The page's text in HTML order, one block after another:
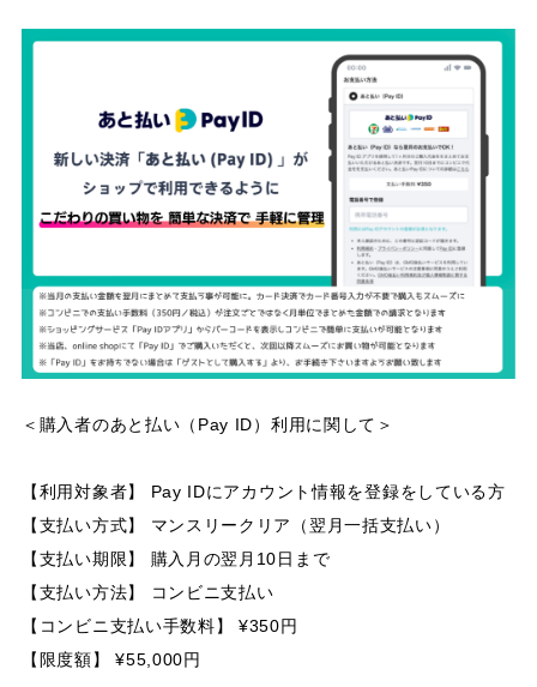
＜購入者のあと払い（Pay ID）利用に関して＞
【利用対象者】 Pay IDにアカウント情報を登録をしている方
【支払い方式】 マンスリークリア（翌月一括支払い）
【支払い期限】 購入月の翌月10日まで
【支払い方法】 コンビニ支払い
【コンビニ支払い手数料】 ¥350円
【限度額】 ¥55,000円